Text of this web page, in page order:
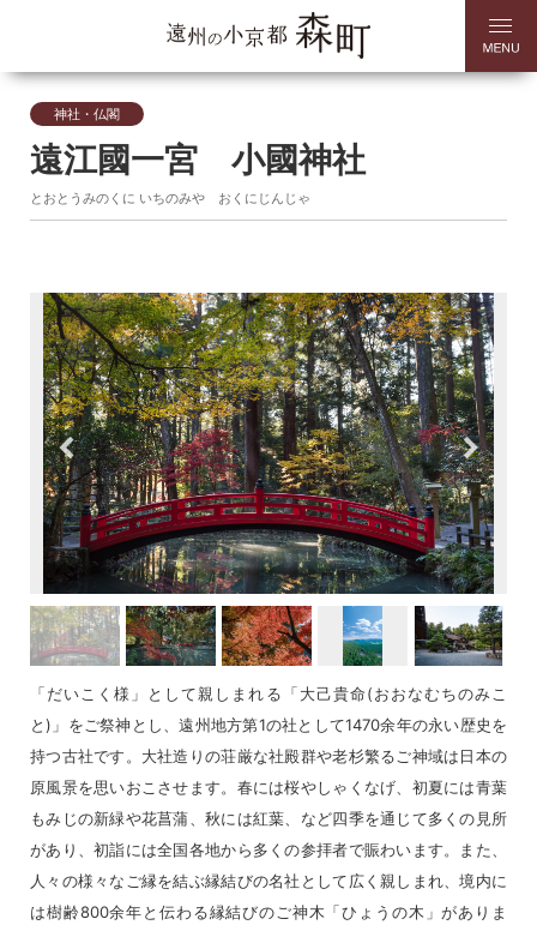
神社・仏閣
遠江國一宮 小國神社
とおとうみのくに いちのみや おくにじんじゃ
「だいこく様」として親しまれる「大己貴命(おおなむちのみこ
と)」をご祭神とし、遠州地方第1の社として1470余年の永い歴史を
持つ古社です。大社造りの荘厳な社殿群や老杉繁るご神域は日本の
原風景を思いおこさせます。春には桜やしゃくなげ、初夏には青葉
もみじの新緑や花菖蒲、秋には紅葉、など四季を通じて多くの見所
があり、初詣には全国各地から多くの参拝者で賑わいます。また、
人々の様々なご縁を結ぶ縁結びの名社として広く親しまれ、境内に
は樹齢800余年と伝わる縁結びのご神木「ひょうの木」がありま